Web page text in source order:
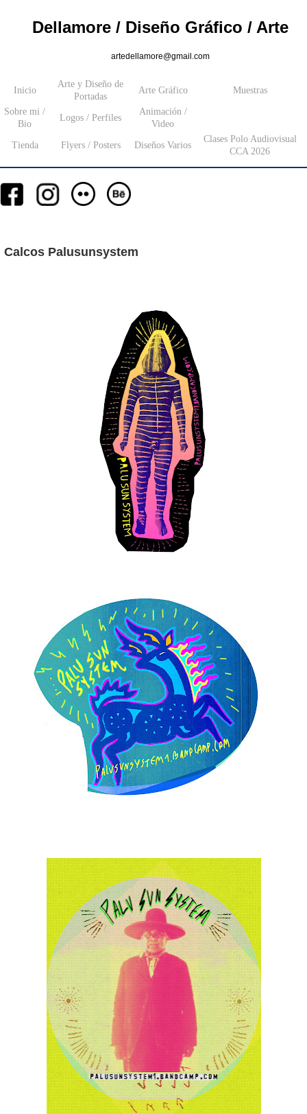
Dellamore / Diseño Gráfico / Arte
artedellamore@gmail.com
Inicio
Arte y Diseño de
Portadas
Arte Gráfico Muestras
Sobre mi /
Bio
Logos / Perfiles
Animación /
Video
Tienda Flyers / Posters Diseños Varios
Clases Polo Audiovisual
CCA 2026
Calcos Palusunsystem